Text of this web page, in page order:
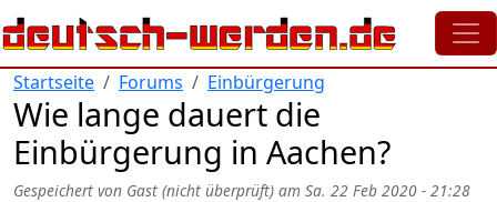
Direkt zum Inhalt
Startseite Forums Einbürgerung
Wie lange dauert die
Einbürgerung in Aachen?
Gespeichert von Gast (nicht überprüft) am Sa. 22 Feb 2020 - 21:28